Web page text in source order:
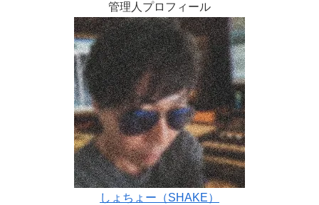
管理人プロフィール
しょちょー（SHAKE）